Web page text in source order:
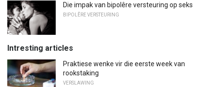
Die impak van bipolêre versteuring op seks
BIPOLÊRE VERSTEURING
Intresting articles
Praktiese wenke vir die eerste week van
rookstaking
VERSLAWING